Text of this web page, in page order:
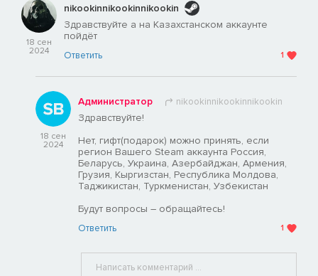
18 сен
2024
nikookinnikookinnikookin
Здравствуйте а на Казахстанском аккаунте
пойдёт
Ответить 1
18 сен
2024
Администратор nikookinnikookinnikookin
Здравствуйте!
Нет, гифт(подарок) можно принять, если
регион Вашего Steam аккаунта Россия,
Беларусь, Украина, Азербайджан, Армения,
Грузия, Кыргизстан, Республика Молдова,
Таджикистан, Туркменистан, Узбекистан
Будут вопросы – обращайтесь!
Ответить 1